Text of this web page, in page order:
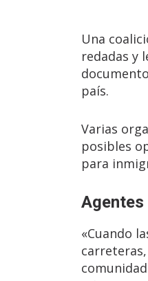
Una
redadas y
país.
Varias
posibles
para
«Cuando